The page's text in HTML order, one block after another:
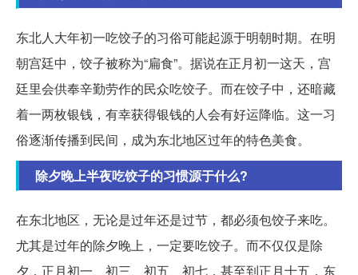
东北人大年初一吃饺子的习俗可能起源于明朝时期。在明
朝宫廷中，饺子被称为“扁食”。据说在正月初一这天，宫
廷里会供奉辛勤劳作的民众吃饺子。而在饺子中，还暗藏
着一两枚银钱，有幸获得银钱的人会有好运降临。这一习
俗逐渐传播到民间，成为东北地区过年的特色美食。
除夕晚上半夜吃饺子的习惯源于什么?
在东北地区，无论是过年还是过节，都必须包饺子来吃。
尤其是过年的除夕晚上，一定要吃饺子。而不仅仅是除
夕，正月初一、初三、初五、初七，甚至到正月十五，东